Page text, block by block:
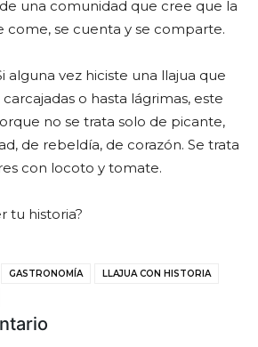
una comunidad que cree que la
come, se cuenta y se comparte.
alguna vez hiciste una llajua que
o hasta lágrimas, este
no se trata solo de picante,
de rebeldía, de corazón. Se trata
con locoto y tomate.
tu historia?
GASTRONOMÍA LLAJUA CON HISTORIA